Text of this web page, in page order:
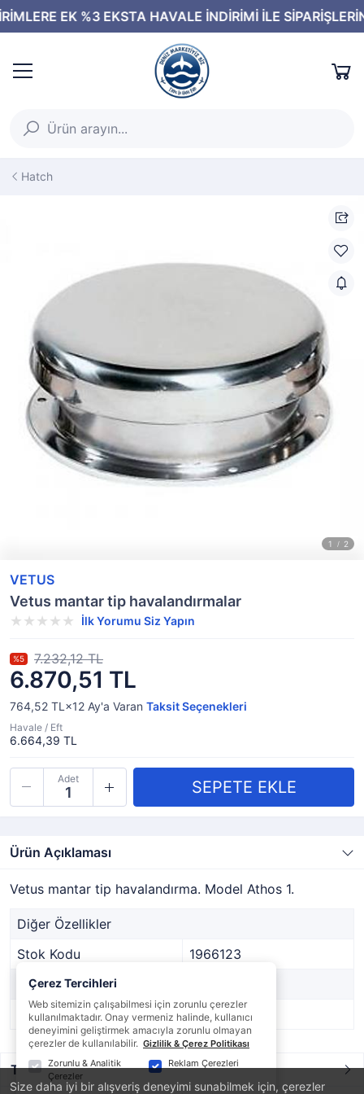
Size daha iyi bir alışveriş deneyimi sunabilmek için, çerezler
Hatch
VETUS
Vetus mantar tip havalandırmalar
İlk Yorumu Siz Yapın
6.870,51 TL
%5 7.232,12 TL
764,52 TL×12 Ay'a Varan Taksit Seçenekleri
Havale / Eft
6.664,39 TL
Adet
Ürün Açıklaması
Vetus mantar tip havalandırma. Model Athos 1.
Diğer Özellikler
Stok Kodu
1966123
Marka
Stok Durumu
Var
Taksit / Ödeme Seçenekleri
Çerez Tercihleri
Web sitemizin çalışabilmesi için zorunlu çerezler
kullanılmaktadır. Onay vermeniz halinde, kullanıcı
deneyimini geliştirmek amacıyla zorunlu olmayan
çerezler de kullanılabilir. Gizlilik & Çerez Politikası
Zorunlu & Analitik
Çerezler
Reklam Çerezleri